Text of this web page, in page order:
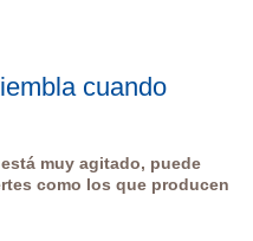
cuando
muy agitado, puede
como los que producen